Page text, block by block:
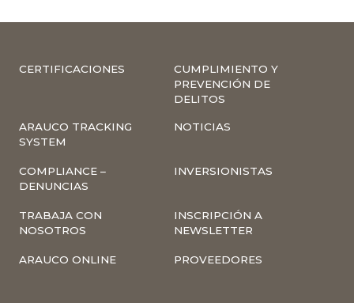
CERTIFICACIONES
CUMPLIMIENTO Y
PREVENCIÓN DE
DELITOS
ARAUCO TRACKING
SYSTEM
NOTICIAS
COMPLIANCE –
DENUNCIAS
INVERSIONISTAS
TRABAJA CON
NOSOTROS
INSCRIPCIÓN A
NEWSLETTER
ARAUCO ONLINE PROVEEDORES